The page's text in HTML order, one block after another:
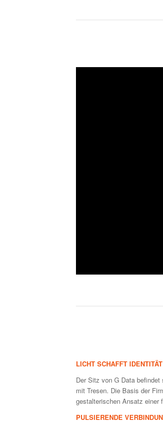
LICHT SCHAFFT IDENTITÄT
Der Sitz von G Data
mit Tresen. Die Basis der
gestalterischen Ansatz einer
PULSIERENDE